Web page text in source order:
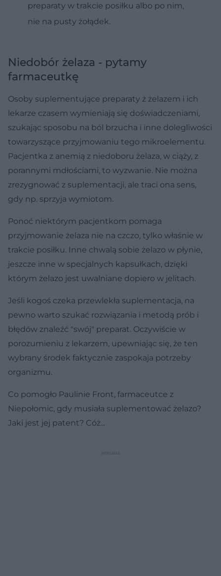
preparaty w trakcie posiłku albo po nim,
nie na pusty żołądek.
Niedobór żelaza - pytamy
farmaceutkę
Osoby suplementujące preparaty ż żelazem i ich
lekarze czasem wymieniają się doświadczeniami,
szukając sposobu na ból brzucha i inne dolegliwości
towarzyszące przyjmowaniu tego mikroelementu.
Pacjentka z anemią z niedoboru żelaza, w ciąży, z
porannymi mdłościami, to wyzwanie. Nie można
zrezygnować z suplementacji, ale traci ona sens,
gdy np. sprzyja wymiotom.
Ponoć niektórym pacjentkom pomaga
przyjmowanie żelaza nie na czczo, tylko właśnie w
trakcie posiłku. Inne chwalą sobie żelazo w płynie,
jeszcze inne w specjalnych kapsułkach, dzięki
którym żelazo jest uwalniane dopiero w jelitach.
Jeśli kogoś czeka przewlekła suplementacja, na
pewno warto szukać rozwiązania i metodą prób i
błędów znaleźć "swój" preparat. Oczywiście w
porozumieniu z lekarzem, upewniając się, że ten
wybrany środek faktycznie zaspokaja potrzeby
organizmu.
Co pomogło Paulinie Front, farmaceutce z
Niepołomic, gdy musiała suplementować żelazo?
Jaki jest jej patent? Cóż...